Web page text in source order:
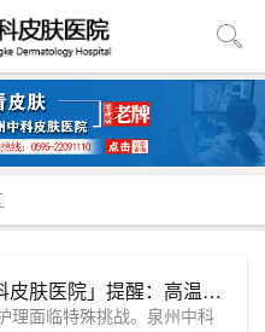
【夏季祛疤指南】「泉州中科皮肤医院」提醒：高温天疤痕护理，这些误区千万别踩！
理面临特殊挑战。泉州中科